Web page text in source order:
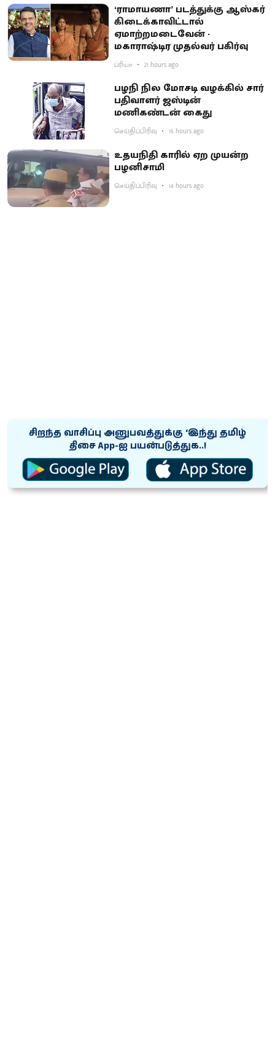
‘ராமாயணா’ படத்துக்கு ஆஸ்கர்
கிடைக்காவிட்டால்
ஏமாற்றமடைவேன் -
மகாராஷ்டிர முதல்வர் பகிர்வு
ப்ரியா 21 hours ago
பழநி நில மோசடி வழக்கில் சார்
பதிவாளர் ஜஸ்டின்
மணிகண்டன் கைது
செய்திப்பிரிவு 16 hours ago
உதயநிதி காரில் ஏற முயன்ற
பழனிசாமி
செய்திப்பிரிவு 14 hours ago
சிறந்த வாசிப்பு அனுபவத்துக்கு ‘இந்து தமிழ்
திசை App-ஐ பயன்படுத்துக..!